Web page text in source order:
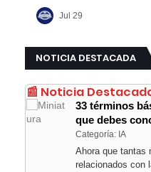
NOTICIA DESTACADA
📰 Noticia
33 términos
que debes
Categoría: IA
Ahora que tantas
relacionados con